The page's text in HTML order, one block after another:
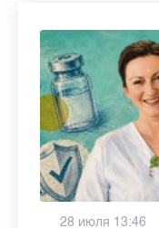
6 августа 9:02
28 июля 13:46
13 июля 9:05
3 июля 11:56
23 июня 9:10
16 июня 11:37
11 июня 12:37
3 июня 10:02